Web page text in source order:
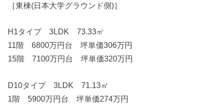
［東棟(日本大学グラウンド側)］
H1タイプ 3LDK 73.33㎡
11階 6800万円台 坪単価306万円
15階 7100万円台 坪単価320万円
D10タイプ 3LDK 71.13㎡
1階 5900万円台 坪単価274万円